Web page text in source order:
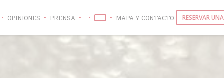
OPINIONES PRENSA
((ABRE EN UNA NUEVA VENTANA))
((ABRE EN UNA NUEVA VENTANA))
MAPA Y CONTACTO RESERVAR